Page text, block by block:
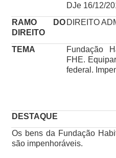
DJe 16/12/
RAMO DO
DIREITO
DIREITO
TEMA
Fundação
FHE.
federal.
DESTAQUE
Os bens da Fundação
são impenhoráveis.